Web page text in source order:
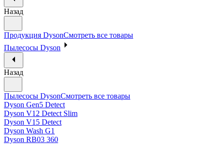
Назад
Продукция DysonСмотреть все товары
Пылесосы Dyson
Назад
Пылесосы DysonСмотреть все товары
Dyson Gen5 Detect
Dyson V12 Detect Slim
Dyson V15 Detect
Dyson Wash G1
Dyson RB03 360